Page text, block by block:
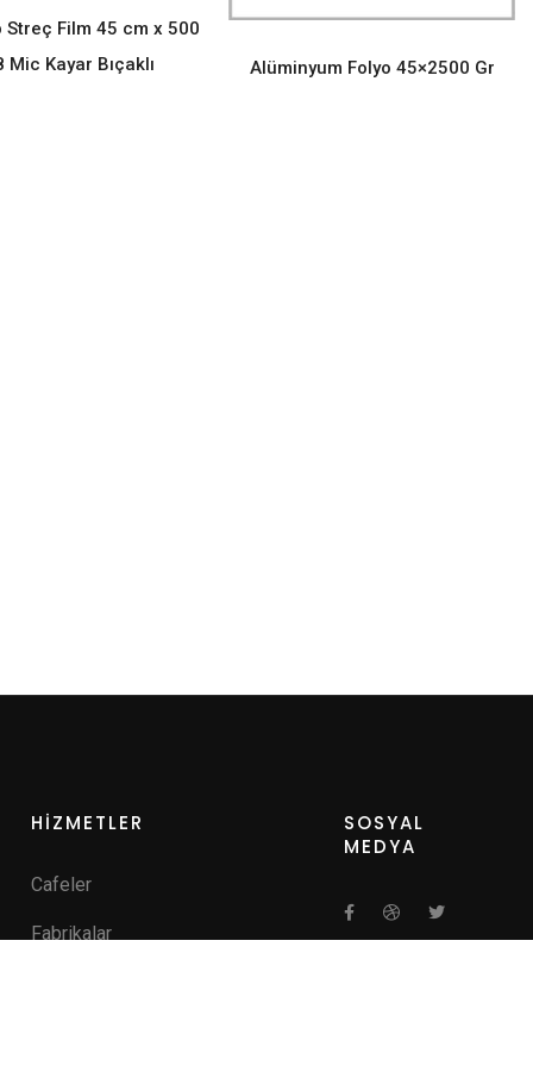
READ MORE
Streç Film 45 cm x 500
Mic Kayar Bıçaklı
READ MORE
Alüminyum Folyo 45×2500 Gr
HİZMETLER
Cafeler
Fabrikalar
SOSYAL
MEDYA